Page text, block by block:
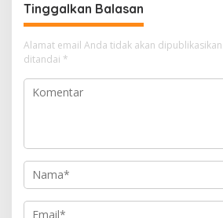
Tinggalkan Balasan
Alamat email Anda tidak akan dipublikasikan.
ditandai *